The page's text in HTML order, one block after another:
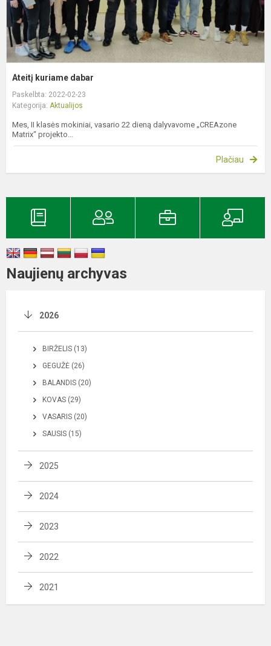
Ateitį kuriame dabar
Paskelbta: 2022-02-23
Kategorija: Aktualijos
Mes, II klasės mokiniai, vasario 22 dieną dalyvavome „CREAzone
Matrix“ projekto...
Plačiau
Naujienų archyvas
2026
BIRŽELIS (13)
GEGUŽĖ (26)
BALANDIS (20)
KOVAS (29)
VASARIS (20)
SAUSIS (15)
2025
2024
2023
2022
2021